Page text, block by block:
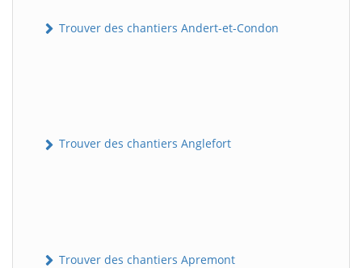
Trouver des chantiers Andert-et-Condon
Trouver des chantiers Anglefort
Trouver des chantiers Apremont